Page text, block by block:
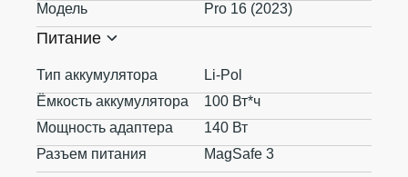
Модель
Pro 16 (2023)
Питание
Тип аккумулятора
Li-Pol
Ёмкость аккумулятора
100 Вт*ч
Мощность адаптера
140 Вт
Разъем питания
MagSafe 3